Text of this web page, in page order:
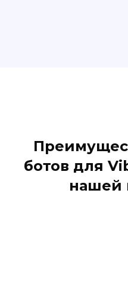
ботов для
нашей